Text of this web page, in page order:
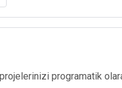
programatik